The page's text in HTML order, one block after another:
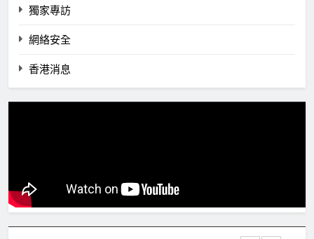
獨家專訪
網絡安全
香港消息